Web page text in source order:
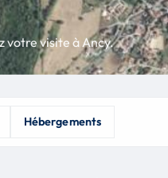
votre visite à Ancy.
Hébergements